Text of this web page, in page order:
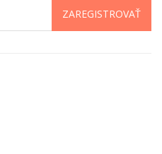
ZAREGISTROVAŤ